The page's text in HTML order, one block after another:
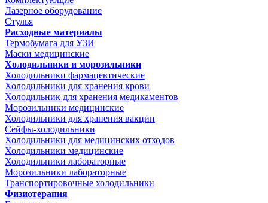
Лазерное оборудование
Стулья
Расходные материалы
Термобумага для УЗИ
Маски медицинские
Холодильники и морозильники
Холодильники фармацевтические
Холодильники для хранения крови
Холодильник для хранения медикаментов
Морозильники медицинские
Холодильники для хранения вакцин
Сейфы-холодильники
Холодильники для медицинских отходов
Холодильники медицинские
Холодильники лабораторные
Морозильники лабораторные
Транспортировочные холодильники
Физиотерапия